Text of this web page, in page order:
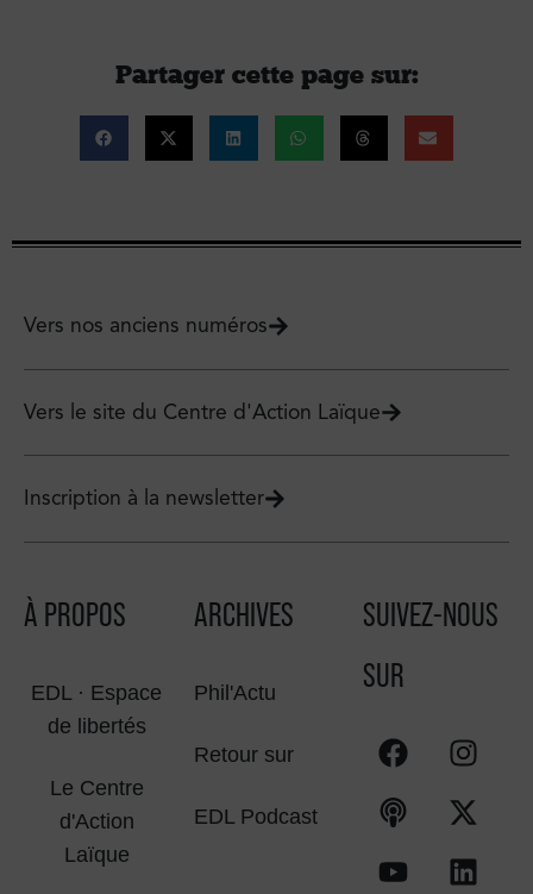
Partager cette page sur :
Vers nos anciens numéros
Vers le site du Centre d'Action Laïque
Inscription à la newsletter
À PROPOS
EDL · Espace
de libertés
Le Centre
d'Action
Laïque
ARCHIVES
Phil'Actu
Retour sur
EDL Podcast
SUIVEZ-NOUS
SUR